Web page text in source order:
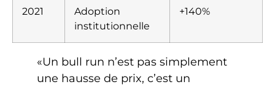
2021
Adoption
institutionnelle
+140%
«Un bull run n’est pas simplement
une hausse de prix, c’est un